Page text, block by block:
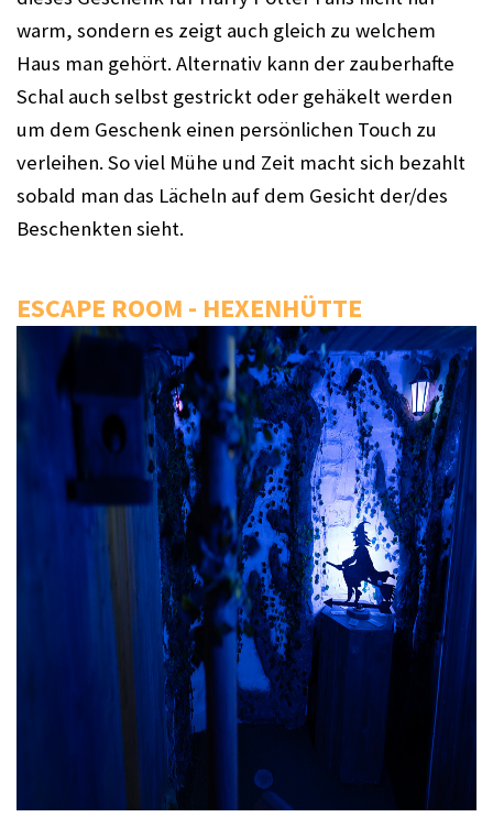
warm, sondern es zeigt auch gleich zu welchem
Haus man gehört. Alternativ kann der zauberhafte
Schal auch selbst gestrickt oder gehäkelt werden
um dem Geschenk einen persönlichen Touch zu
verleihen. So viel Mühe und Zeit macht sich bezahlt
sobald man das Lächeln auf dem Gesicht der/des
Beschenkten sieht.
ESCAPE ROOM - HEXENHÜTTE